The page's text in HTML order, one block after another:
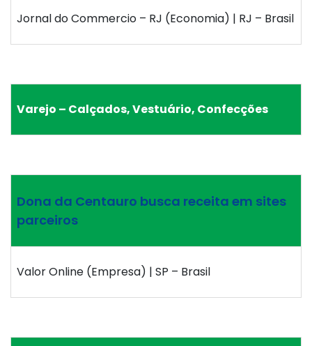
Jornal do Commercio – RJ (Economia) | RJ – Brasil
Varejo – Calçados, Vestuário, Confecções
Dona da Centauro busca receita em sites
parceiros
Valor Online (Empresa) | SP – Brasil